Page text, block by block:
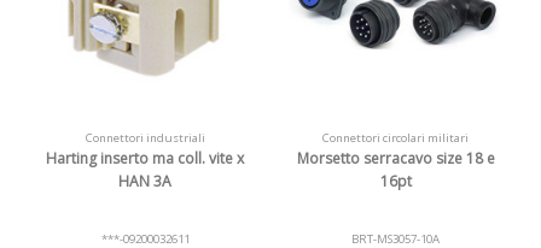
Connettori industriali
Harting inserto ma coll. vite x
HAN 3A
***-09200032611
Connettori circolari militari
Morsetto serracavo size 18 e
16pt
BRT-MS3057-10A